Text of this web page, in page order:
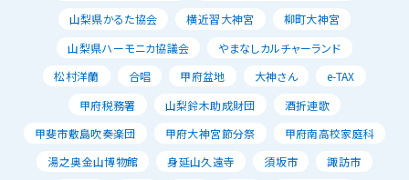
山梨県かるた協会
横近習大神宮
柳町大神宮
山梨県ハーモニカ協議会
やまなしカルチャーランド
松村洋蘭
合唱 甲府盆地 大神さん
e-TAX
甲府税務署
山梨鈴木助成財団
酒折連歌
甲斐市敷島吹奏楽団
甲府大神宮節分祭
甲府南高校家庭科
湯之奥金山博物館
身延山久遠寺 須坂市
諏訪市